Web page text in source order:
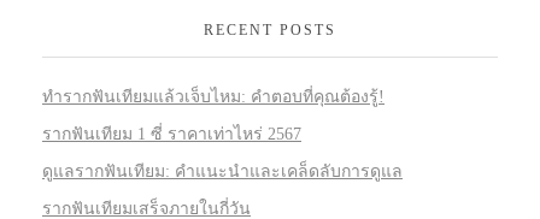
RECENT POSTS
ทำรากฟันเทียมแล้วเจ็บไหม: คำตอบที่คุณต้องรู้!
รากฟันเทียม 1 ซี่ ราคาเท่าไหร่ 2567
ดูแลรากฟันเทียม: คำแนะนำและเคล็ดลับการดูแล
รากฟันเทียมเสร็จภายในกี่วัน